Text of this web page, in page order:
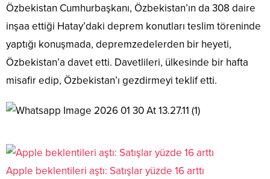
Özbekistan Cumhurbaşkanı, Özbekistan’ın da 308 daire
inşaa ettiği Hatay’daki deprem konutları teslim töreninde
yaptığı konuşmada, depremzedelerden bir heyeti,
Özbekistan’a davet etti. Davetlileri, ülkesinde bir hafta
misafir edip, Özbekistan’ı gezdirmeyi teklif etti.
Apple beklentileri aştı: Satışlar yüzde 16 arttı